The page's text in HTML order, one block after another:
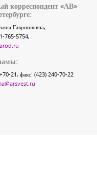
корреспондент «АВ»
Гаврииловна,
765-5754,
70-21, факс: (423) 240-70-22